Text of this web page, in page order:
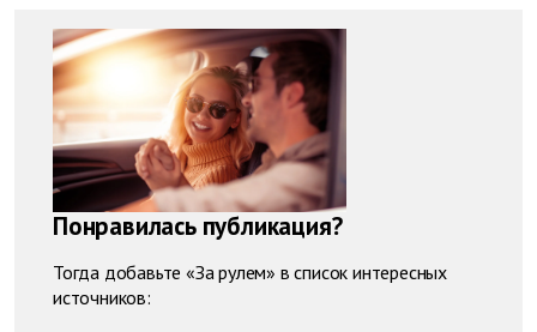
Понравилась публикация?
Тогда добавьте «За рулем» в список интересных
источников: